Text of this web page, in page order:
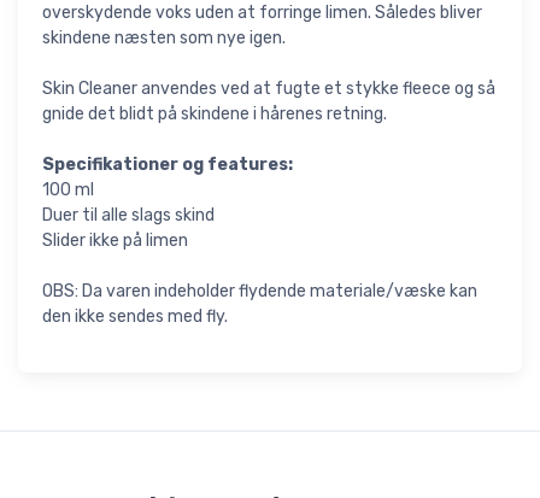
overskydende voks uden at forringe limen. Således bliver
skindene næsten som nye igen.
Skin Cleaner anvendes ved at fugte et stykke fleece og så
gnide det blidt på skindene i hårenes retning.
Specifikationer og features:
100 ml
Duer til alle slags skind
Slider ikke på limen
OBS: Da varen indeholder flydende materiale/væske kan
den ikke sendes med fly.